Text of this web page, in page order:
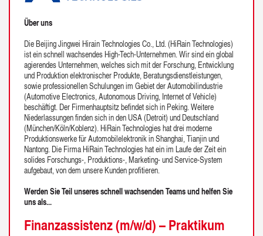
Über uns
Die Beijing Jingwei Hirain Technologies Co., Ltd. (HiRain Technologies)
ist ein schnell wachsendes High-Tech-Unternehmen. Wir sind ein global
agierendes Unternehmen, welches sich mit der Forschung, Entwicklung
und Produktion elektronischer Produkte, Beratungsdienstleistungen,
sowie professionellen Schulungen im Gebiet der Automobilindustrie
(Automotive Electronics, Autonomous Driving, Internet of Vehicle)
beschäftigt. Der Firmenhauptsitz befindet sich in Peking. Weitere
Niederlassungen finden sich in den USA (Detroit) und Deutschland
(München/Köln/Koblenz). HiRain Technologies hat drei moderne
Produktionswerke für Automobilelektronik in Shanghai, Tianjin und
Nantong. Die Firma HiRain Technologies hat ein im Laufe der Zeit ein
solides Forschungs-, Produktions-, Marketing- und Service-System
aufgebaut, von dem unsere Kunden profitieren.
Werden Sie Teil unseres schnell wachsenden Teams und helfen Sie
uns als...
Finanzassistenz (m/w/d) – Praktikum